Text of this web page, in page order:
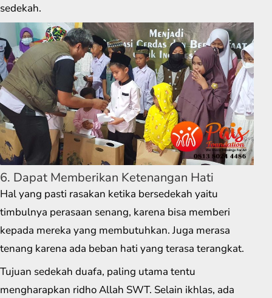
sedekah.
6. Dapat Memberikan Ketenangan Hati
Hal yang pasti rasakan ketika bersedekah yaitu
timbulnya perasaan senang, karena bisa memberi
kepada mereka yang membutuhkan. Juga merasa
tenang karena ada beban hati yang terasa terangkat.
Tujuan sedekah duafa, paling utama tentu
mengharapkan ridho Allah SWT. Selain ikhlas, ada